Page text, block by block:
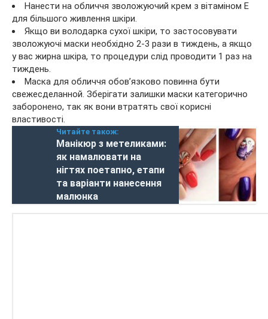
Нанести на обличчя зволожуючий крем з вітаміном Е
для більшого живлення шкіри.
Якщо ви володарка сухої шкіри, то застосовувати
зволожуючі маски необхідно 2-3 рази в тиждень, а якщо
у вас жирна шкіра, то процедури слід проводити 1 раз на
тиждень.
Маска для обличчя обов’язково повинна бути
свежесделанной. Зберігати залишки маски категорично
заборонено, так як вони втратять свої корисні
властивості.
Читайте також:
Манікюр з метеликами:
як намалювати на
нігтях поетапно, етапи
та варіанти нанесення
малюнка